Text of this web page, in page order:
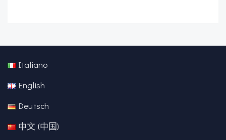
Italiano
English
Deutsch
中文 (中国)